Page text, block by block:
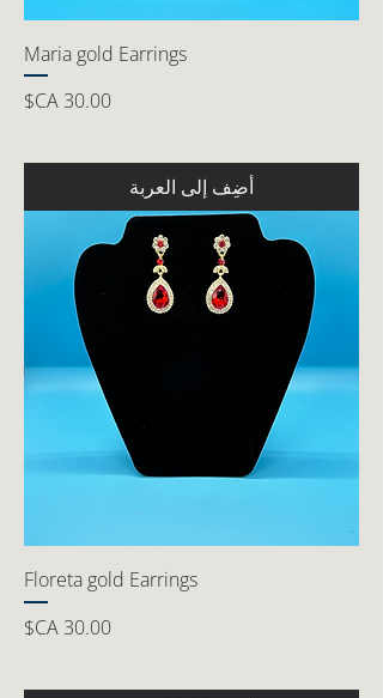
Maria gold Earrings
السعر
أضِف إلى العربة
Floreta gold Earrings
السعر